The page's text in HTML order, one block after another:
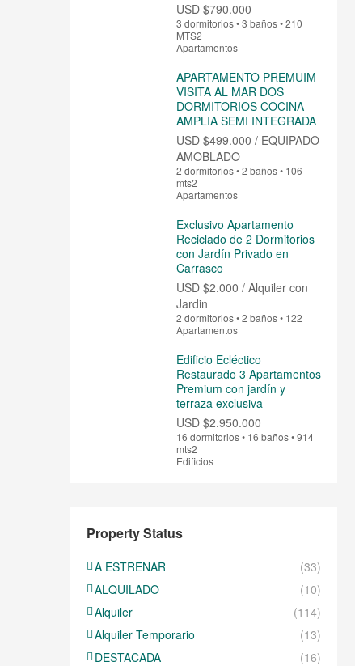
USD $790.000
3 dormitorios • 3 baños • 210
MTS2
Apartamentos
APARTAMENTO PREMUIM
VISITA AL MAR DOS
DORMITORIOS COCINA
AMPLIA SEMI INTEGRADA
USD $499.000 / EQUIPADO
AMOBLADO
2 dormitorios • 2 baños • 106
mts2
Apartamentos
Exclusivo Apartamento
Reciclado de 2 Dormitorios
con Jardín Privado en
Carrasco
USD $2.000 / Alquiler con
Jardin
2 dormitorios • 2 baños • 122
Apartamentos
Edificio Ecléctico
Restaurado 3 Apartamentos
Premium con jardín y
terraza exclusiva
USD $2.950.000
16 dormitorios • 16 baños • 914
mts2
Edificios
Property Status
A ESTRENAR
(33)
ALQUILADO
(10)
Alquiler
(114)
Alquiler Temporario
(13)
DESTACADA
(16)